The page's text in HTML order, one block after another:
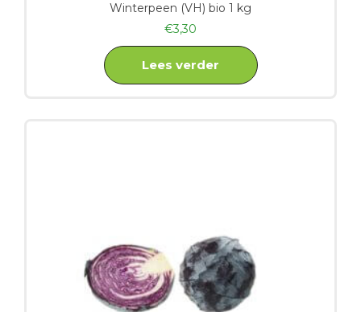
Winterpeen (VH) bio 1 kg
€3,30
Lees verder